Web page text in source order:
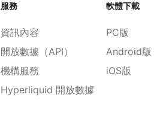
服務
資訊內容
開放數據（API）
機構服務
Hyperliquid 開放數據
軟體下載
PC版
Android版
iOS版